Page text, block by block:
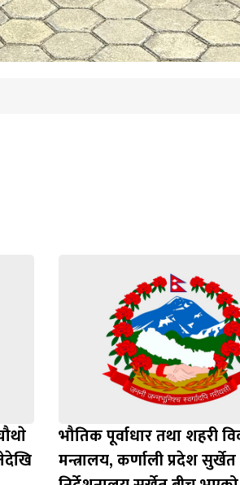
भौतिक पूर्वाधार तथा शहरी
मन्त्रालय, कर्णाली प्रदेश